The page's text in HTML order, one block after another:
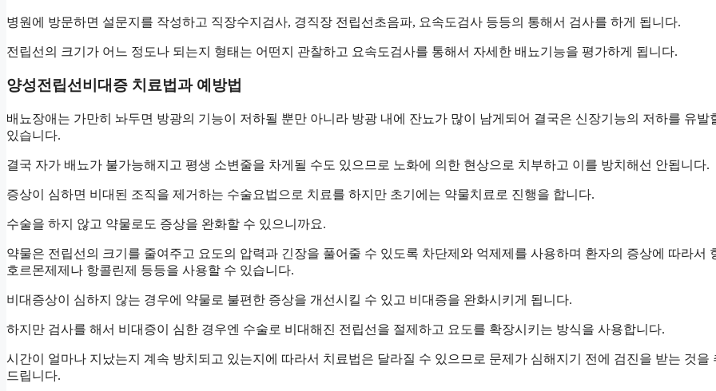
병원에 방문하면 설문지를 작성하고 직장수지검사, 경직장 전립선초음파, 요속도검사 등등의 통해서 검사를 하게 됩니다.
전립선의 크기가 어느 정도나 되는지 형태는 어떤지 관찰하고 요속도검사를 통해서 자세한 배뇨기능을 평가하게 됩니다.
양성전립선비대증 치료법과 예방법
배뇨장애는 가만히 놔두면 방광의 기능이 저하될 뿐만 아니라 방광 내에 잔뇨가 많이 남게되어 결국은 신장기능의 저하를 유발
있습니다.
결국 자가 배뇨가 불가능해지고 평생 소변줄을 차게될 수도 있으므로 노화에 의한 현상으로 치부하고 이를 방치해선 안됩니다.
증상이 심하면 비대된 조직을 제거하는 수술요법으로 치료를 하지만 초기에는 약물치료로 진행을 합니다.
수술을 하지 않고 약물로도 증상을 완화할 수 있으니까요.
약물은 전립선의 크기를 줄여주고 요도의 압력과 긴장을 풀어줄 수 있도록 차단제와 억제제를 사용하며 환자의 증상에 따라서
호르몬제제나 항콜린제 등등을 사용할 수 있습니다.
비대증상이 심하지 않는 경우에 약물로 불편한 증상을 개선시킬 수 있고 비대증을 완화시키게 됩니다.
하지만 검사를 해서 비대증이 심한 경우엔 수술로 비대해진 전립선을 절제하고 요도를 확장시키는 방식을 사용합니다.
시간이 얼마나 지났는지 계속 방치되고 있는지에 따라서 치료법은 달라질 수 있으므로 문제가 심해지기 전에 검진을 받는 것을
드립니다.